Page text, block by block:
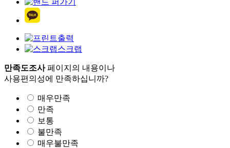
출력
스크랩
만족도조사페이지의 내용이나
사용편의성에 만족하십니까?
매우만족
만족
보통
불만족
매우불만족